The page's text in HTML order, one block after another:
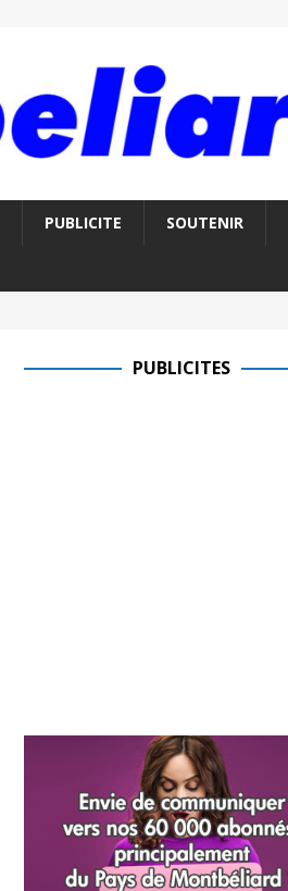
PUBLICITE SOUTENIR
PUBLICITES